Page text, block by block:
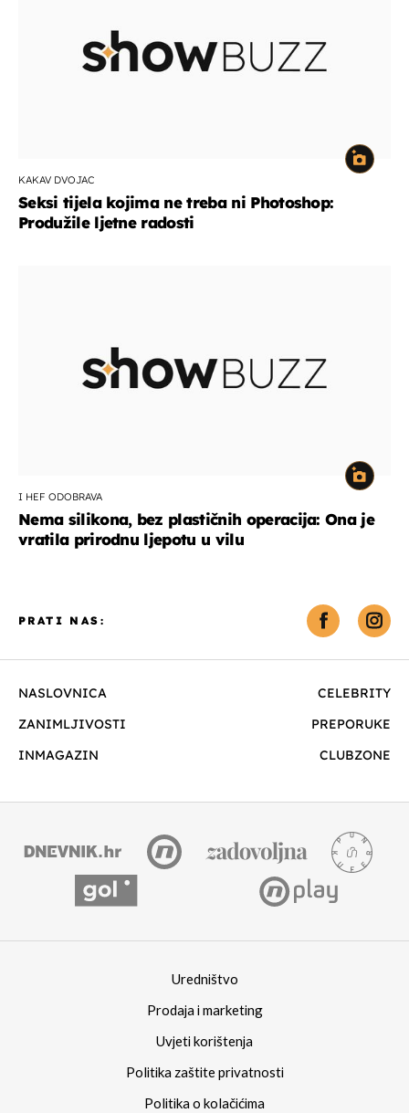
KAKAV DVOJAC
Seksi tijela kojima ne treba ni Photoshop:
Produžile ljetne radosti
I HEF ODOBRAVA
Nema silikona, bez plastičnih operacija: Ona je
vratila prirodnu ljepotu u vilu
NASLOVNICA
CELEBRITY
ZANIMLJIVOSTI
PREPORUKE
INMAGAZIN
CLUBZONE
PRATI NAS:
Uredništvo
Prodaja i marketing
Uvjeti korištenja
Politika zaštite privatnosti
Politika o kolačićima